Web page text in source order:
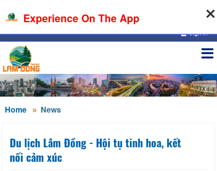
08-08-2026, 04:09:26
Sign in
Home News
Du lịch Lâm Đồng - Hội tụ tinh hoa, kết
nối cảm xúc
Experience On The App